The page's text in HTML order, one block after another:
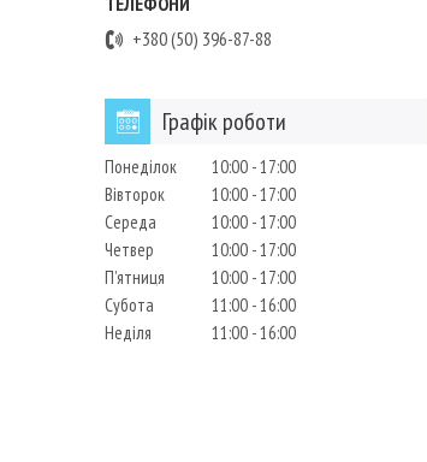
+380 (50) 396-87-88
Графік роботи
Понеділок 10:00 17:00
Вівторок
10:00 17:00
Середа
10:00 17:00
Четвер
10:00 17:00
Пʼятниця
10:00 17:00
Субота
11:00 16:00
Неділя
11:00 16:00